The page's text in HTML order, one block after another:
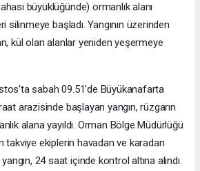
büyüklüğünde) ormanlık alanı
silinmeye başladı. Yangının üzerinden
kül olan alanlar yeniden yeşermeye
sabah 09.51'de Büyükanafarta
arazisinde başlayan yangın, rüzgarın
alana yayıldı. Orman Bölge Müdürlüğü
takviye ekiplerin havadan ve karadan
24 saat içinde kontrol altına alındı.